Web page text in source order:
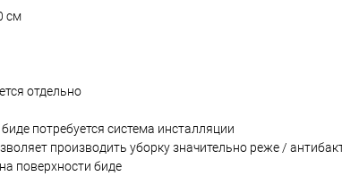
см
отдельно
потребуется система инсталляции
производить уборку значительно реже /
поверхности биде